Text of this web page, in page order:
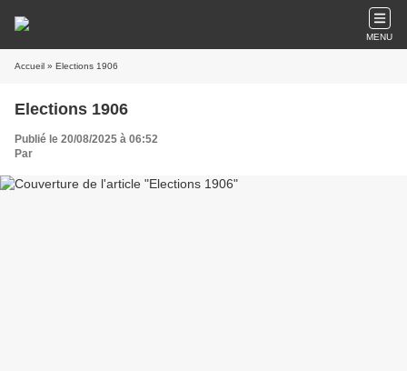
MENU
Accueil » Elections 1906
Elections 1906
Publié le 20/08/2025 à 06:52
Par